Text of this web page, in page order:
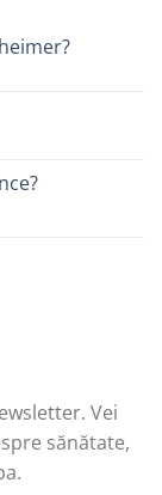
Vei
sănătate,